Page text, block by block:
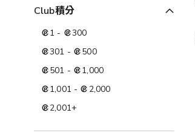
Club積分
1 -
300
301 -
500
501 -
1,000
1,001 -
2,000
2,001+